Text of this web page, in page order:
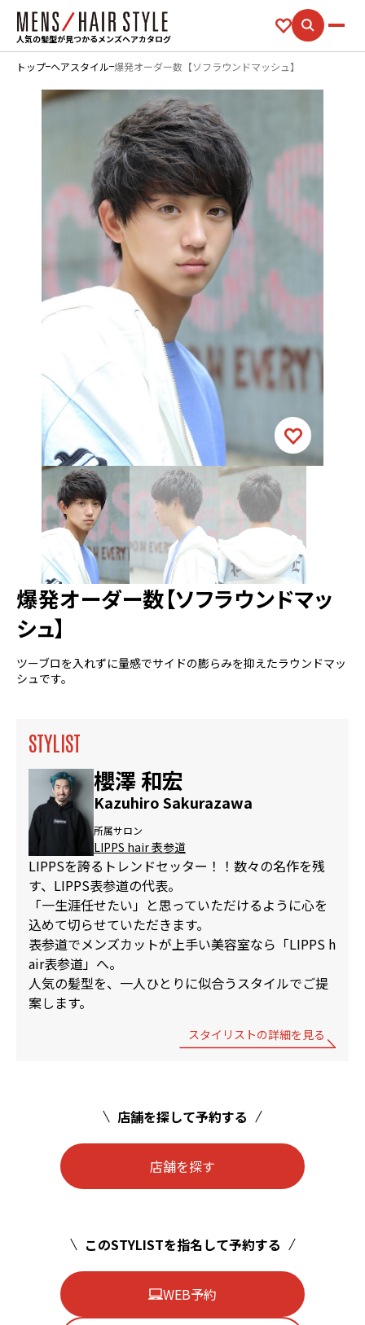
人気の髪型が見つかるメンズヘアカタログ
トップ ヘアスタイル 爆発オーダー数【ソフラウンドマッシュ】
爆発オーダー数【ソフラウンドマッ
シュ】
ツーブロを入れずに量感でサイドの膨らみを抑えたラウンドマッ
シュです。
STYLIST
櫻澤 和宏
Kazuhiro Sakurazawa
所属サロン
LIPPS hair 表参道
LIPPSを誇るトレンドセッター！！数々の名作を残
す、LIPPS表参道の代表。
「一生涯任せたい」と思っていただけるように心を
込めて切らせていただきます。
表参道でメンズカットが上手い美容室なら「LIPPS h
air表参道」へ。
人気の髪型を、一人ひとりに似合うスタイルでご提
案します。
スタイリストの詳細を見る
店舗を探して予約する
店舗を探す
このSTYLISTを指名して予約する
WEB予約